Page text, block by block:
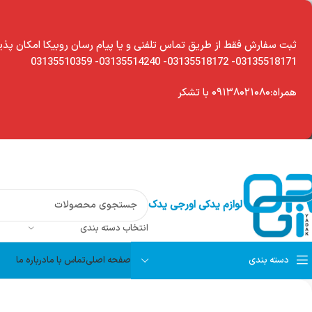
modal-check
ثبت سفارش فقط از طریق تماس تلفنی و یا پیام رسان روبیکا امکان
03135518171- 03135518172- 03135514240- 03135510359
همراه:۰۹۱۳۸۰۲۱۰۸۰ با تشکر
لوازم یدکی اورجی یدک
انتخاب دسته بندی
دسته بندی صفحه اصلیتماس با مادرباره ما